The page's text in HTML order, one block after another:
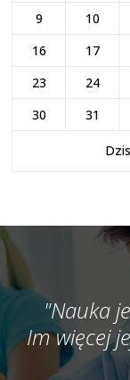
9
10
16
17
23
24
30
31
"Nauka
Im więcej